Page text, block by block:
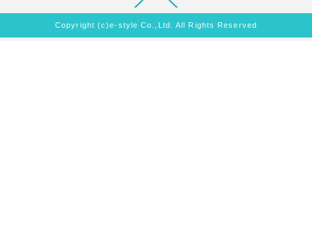
Copyright (c)e-style Co.,Ltd. All Rights Reserved